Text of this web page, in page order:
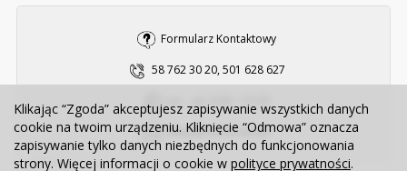
Formularz Kontaktowy
58 762 30 20, 501 628 627
sklep@zooserwis.pl
Klikając “Zgoda” akceptujesz zapisywanie wszystkich danych
cookie na twoim urządzeniu. Kliknięcie “Odmowa” oznacza
zapisywanie tylko danych niezbędnych do funkcjonowania
strony. Więcej informacji o cookie w polityce prywatności.